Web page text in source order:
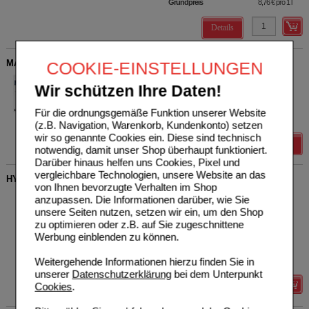
COOKIE-EINSTELLUNGEN
Wir schützen Ihre Daten!
Für die ordnungsgemäße Funktion unserer Website
(z.B. Navigation, Warenkorb, Kundenkonto) setzen
wir so genannte Cookies ein. Diese sind technisch
notwendig, damit unser Shop überhaupt funktioniert.
Darüber hinaus helfen uns Cookies, Pixel und
vergleichbare Technologien, unsere Website an das
von Ihnen bevorzugte Verhalten im Shop
anzupassen. Die Informationen darüber, wie Sie
unsere Seiten nutzen, setzen wir ein, um den Shop
zu optimieren oder z.B. auf Sie zugeschnittene
Werbung einblenden zu können.
Weitergehende Informationen hierzu finden Sie in
unserer Datenschutzerklärungbei dem Unterpunkt
Cookies.
Grundpreis 8,76 €pro 1 l
Details
MAGNESIUM 400 mg hochdosiert Kapseln
16850479
UVP**
Sie sparen 4,00 €
HYSAN Schnupfenspray
URSAPHARM Arzneimittel
GmbH
06587271
Nasenspray
AVP
Unser Preis *
Sie sparen
Max. Abgabe: